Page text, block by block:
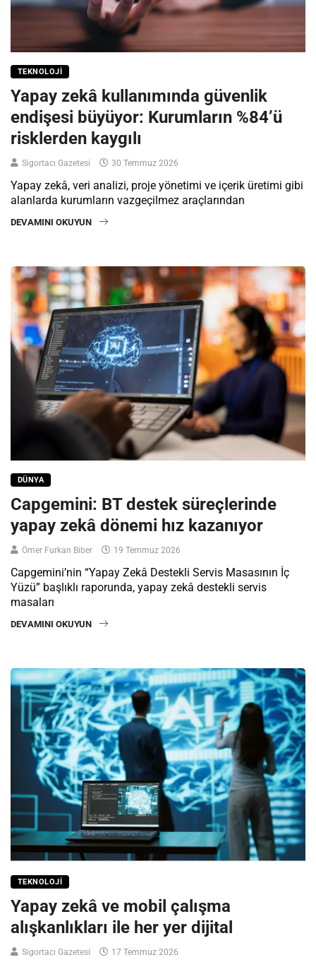
TEKNOLOJI
Yapay zekâ kullanımında güvenlik
endişesi büyüyor: Kurumların %84’ü
risklerden kaygılı
Sigortacı Gazetesi 30 Temmuz 2026
Yapay zekâ, veri analizi, proje yönetimi ve içerik üretimi gibi
alanlarda kurumların vazgeçilmez araçlarından
DEVAMINI OKUYUN
DÜNYA
Capgemini: BT destek süreçlerinde
yapay zekâ dönemi hız kazanıyor
Ömer Furkan Biber 19 Temmuz 2026
Capgemini’nin “Yapay Zekâ Destekli Servis Masasının İç
Yüzü” başlıklı raporunda, yapay zekâ destekli servis
masaları
DEVAMINI OKUYUN
TEKNOLOJI
Yapay zekâ ve mobil çalışma
alışkanlıkları ile her yer dijital
Sigortacı Gazetesi 17 Temmuz 2026